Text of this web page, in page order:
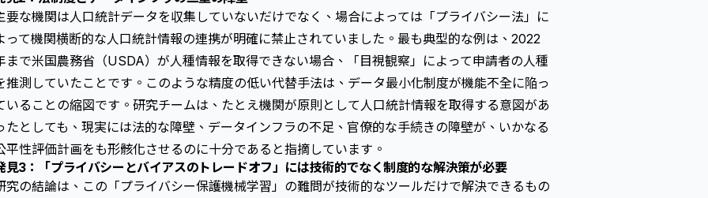
要な機関は人口統計データを収集していないだけでなく、場合によっては「プライバシー法」に
って機関横断的な人口統計情報の連携が明確に禁止されていました。最も典型的な例は、2022
まで米国農務省（USDA）が人種情報を取得できない場合、「目視観察」によって申請者の人種
推測していたことです。このような精度の低い代替手法は、データ最小化制度が機能不全に陥っ
いることの縮図です。研究チームは、たとえ機関が原則として人口統計情報を取得する意図があ
たとしても、現実には法的な障壁、データインフラの不足、官僚的な手続きの障壁が、いかなる
平性評価計画をも形骸化させるのに十分であると指摘しています。
見3：「プライバシーとバイアスのトレードオフ」には技術的でなく制度的な解決策が必要
究の結論は、この「プライバシー保護機械学習」の難問が技術的なツールだけで解決できるもの